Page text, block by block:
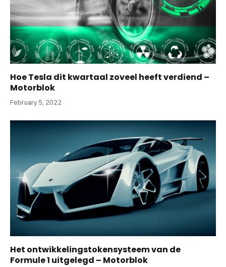
Hoe Tesla dit kwartaal zoveel heeft verdiend –
Motorblok
February 5, 2022
Het ontwikkelingstokensysteem van de
Formule 1 uitgelegd – Motorblok